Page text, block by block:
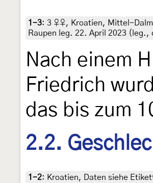
1-3: 3 ♀♀, Kroatien, Mittel-
Raupen leg. 22. April 2023
Nach einem
Friedrich
das bis zum
2.2.
1-2: Kroatien, Daten siehe